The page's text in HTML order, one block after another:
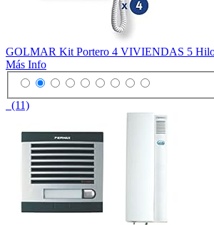
GOLMAR Kit Portero 4 VIVIENDAS 5
Más Info
(11)